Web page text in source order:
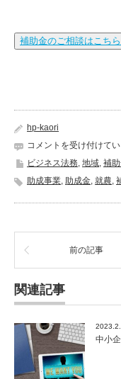
補助金のご相談はこち
hp-kaori
助
成
雇
金
（雇
就
農
育
成・
独
立
コメントを受け付けて
ビジネス法務, 地域, 補
助成事業, 助成金, 就農,
前の記事
関連記事
中小